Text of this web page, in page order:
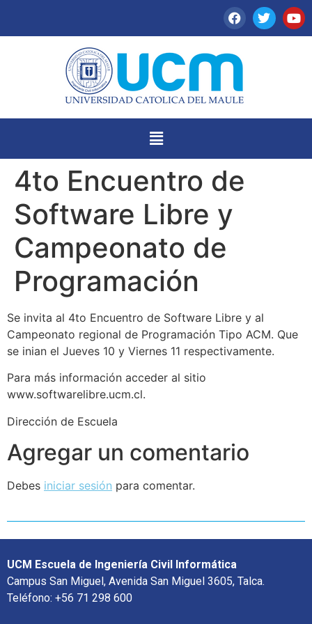
4to Encuentro de
Software Libre y
Campeonato de
Programación
Se invita al 4to Encuentro de Software Libre y al
Campeonato regional de Programación Tipo ACM. Que
se inian el Jueves 10 y Viernes 11 respectivamente.
Para más información acceder al sitio
www.softwarelibre.ucm.cl.
Dirección de Escuela
Agregar un comentario
Debes iniciar sesión para comentar.
UCM Escuela de Ingeniería Civil Informática
Campus San Miguel, Avenida San Miguel 3605, Talca.
Teléfono: +56 71 298 600